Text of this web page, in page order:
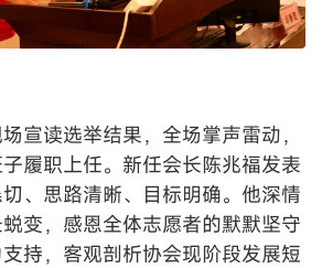
宣读选举结果，全场掌声雷动，
履职上任。新任会长陈兆福发表
、思路清晰、目标明确。他深情
变，感恩全体志愿者的默默坚守
持，客观剖析协会现阶段发展短